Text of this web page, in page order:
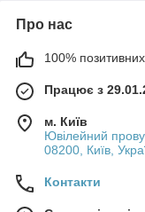
Про нас
100% позитивних
Працює з
м. Київ
Ювілейний
08200, Київ,
Контакти